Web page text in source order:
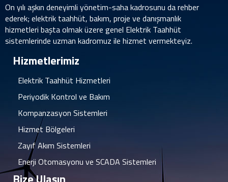
On yılı aşkın deneyimli yönetim-saha kadrosunu da rehber
ederek; elektrik taahhüt, bakım, proje ve danışmanlık
hizmetleri başta olmak üzere genel Elektrik Taahhüt
sistemlerinde uzman kadromuz ile hizmet vermekteyiz.
Hizmetlerimiz
Elektrik Taahhüt Hizmetleri
Periyodik Kontrol ve Bakım
Kompanzasyon Sistemleri
Hizmet Bölgeleri
Zayıf Akım Sistemleri
Enerji Otomasyonu ve SCADA Sistemleri